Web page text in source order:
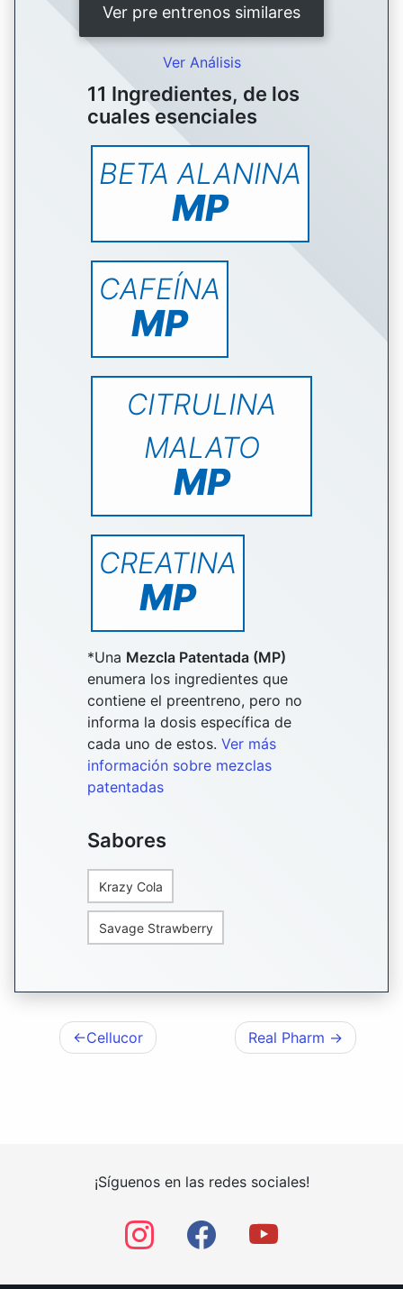
Ver pre entrenos similares
Ver Análisis
11 Ingredientes, de los
cuales esenciales
BETA ALANINA
MP
CAFEÍNA
MP
CITRULINA
MALATO
MP
CREATINA
MP
*Una Mezcla Patentada (MP)
enumera los ingredientes que
contiene el preentreno, pero no
informa la dosis específica de
cada uno de estos. Ver más
información sobre mezclas
patentadas
Sabores
Krazy Cola
Savage Strawberry
Cellucor Real Pharm
¡Síguenos en las redes sociales!